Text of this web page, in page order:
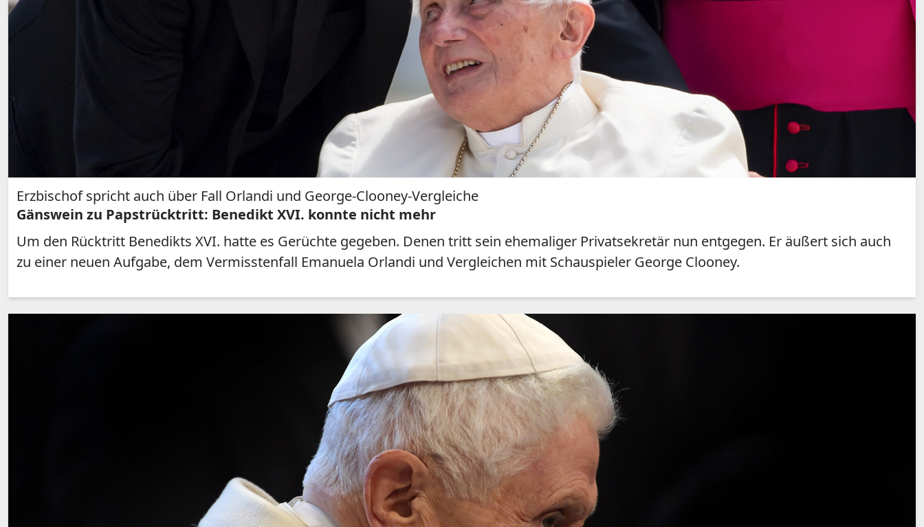
Erzbischof spricht auch über Fall Orlandi und George-Clooney-Vergleiche
Gänswein zu Papstrücktritt: Benedikt XVI. konnte nicht mehr
Um den Rücktritt Benedikts XVI. hatte es Gerüchte gegeben. Denen tritt sein ehemaliger Privatsekretär nun entgegen. Er äußert sich auch
zu einer neuen Aufgabe, dem Vermisstenfall Emanuela Orlandi und Vergleichen mit Schauspieler George Clooney.